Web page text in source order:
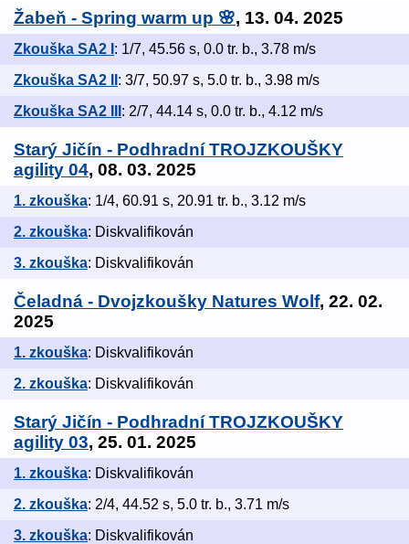
Žabeň - Spring warm up 🌸, 13. 04. 2025
Zkouška SA2 I : 1/7, 45.56 s, 0.0 tr. b., 3.78 m/s
Zkouška SA2 II : 3/7, 50.97 s, 5.0 tr. b., 3.98 m/s
Zkouška SA2 III : 2/7, 44.14 s, 0.0 tr. b., 4.12 m/s
Starý Jičín - Podhradní TROJZKOUŠKY
agility 04, 08. 03. 2025
1. zkouška: 1/4, 60.91 s, 20.91 tr. b., 3.12 m/s
2. zkouška: Diskvalifikován
3. zkouška: Diskvalifikován
Čeladná - Dvojzkoušky Natures Wolf, 22. 02.
2025
1. zkouška: Diskvalifikován
2. zkouška: Diskvalifikován
Starý Jičín - Podhradní TROJZKOUŠKY
agility 03, 25. 01. 2025
1. zkouška: Diskvalifikován
2. zkouška: 2/4, 44.52 s, 5.0 tr. b., 3.71 m/s
3. zkouška: Diskvalifikován